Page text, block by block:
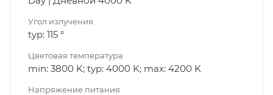
Угол излучения
typ: 115 °
Цветовая температура
min: 3800 K; typ: 4000 K; max: 4200 K
Напряжение питания